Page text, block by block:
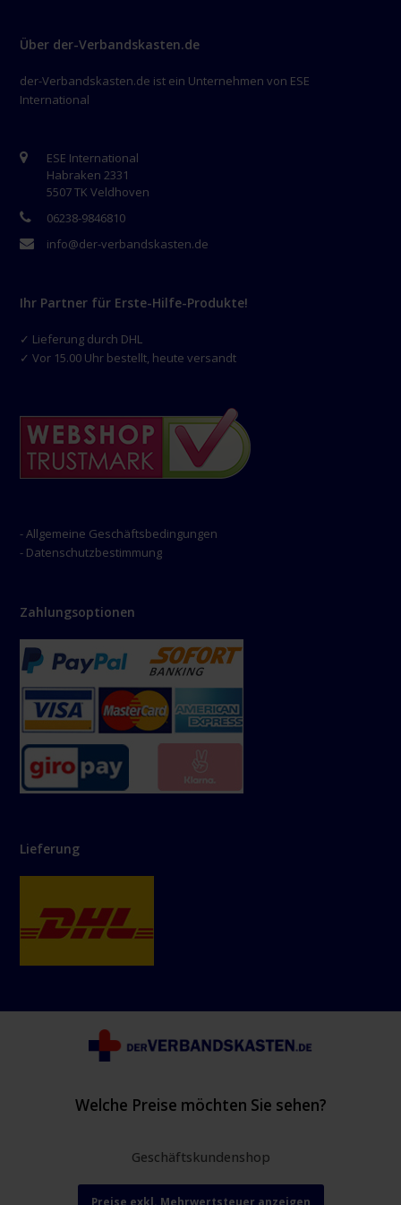
Über der-Verbandskasten.de
der-Verbandskasten.de ist ein Unternehmen von ESE
International
ESE International
Habraken 2331
5507 TK Veldhoven
06238-9846810
info@der-verbandskasten.de
Ihr Partner für Erste-Hilfe-Produkte!
✓ Lieferung durch DHL
✓ Vor 15.00 Uhr bestellt, heute versandt
- Allgemeine Geschäftsbedingungen
- Datenschutzbestimmung
Zahlungsoptionen
Lieferung
Welche Preise möchten Sie sehen?
Geschäftskundenshop
Preise exkl. Mehrwertsteuer anzeigen